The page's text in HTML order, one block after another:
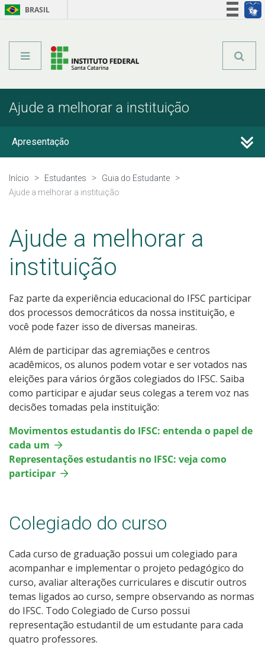
BRASIL
Ajude a melhorar a instituição
Apresentação
Sobre o IFSC
Normas
Biblioteca
Apoio aos estudantes
Portal do aluno
Oportunidades
Como se informar
Links úteis
Fale conosco
Início Estudantes
Guia do Estudante
Ajude a melhorar a instituição
Ajude a melhorar a
instituição
Faz parte da experiência educacional do IFSC participar
dos processos democráticos da nossa instituição, e
você pode fazer isso de diversas maneiras.
Além de participar das agremiações e centros
acadêmicos, os alunos podem votar e ser votados nas
eleições para vários órgãos colegiados do IFSC. Saiba
como participar e ajudar seus colegas a terem voz nas
decisões tomadas pela instituição:
Movimentos estudantis do IFSC: entenda o papel de
cada um
Representações estudantis no IFSC: veja como
participar
Colegiado do curso
Cada curso de graduação possui um colegiado para
acompanhar e implementar o projeto pedagógico do
curso, avaliar alterações curriculares e discutir outros
temas ligados ao curso, sempre observando as normas
do IFSC. Todo Colegiado de Curso possui
representação estudantil de um estudante para cada
quatro professores.